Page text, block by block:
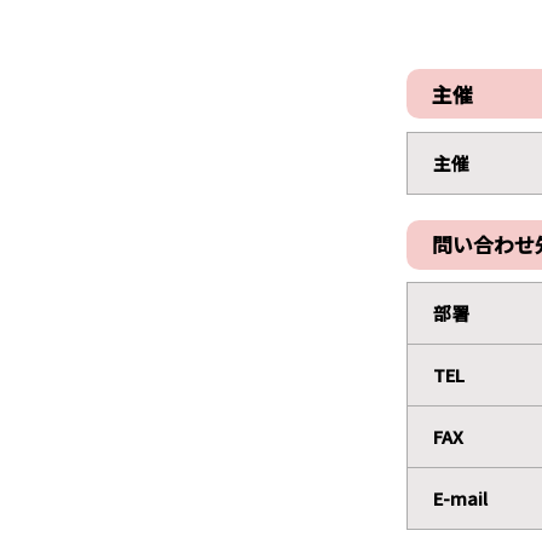
主催
主催
問い合わせ
部署
TEL
FAX
E-mail